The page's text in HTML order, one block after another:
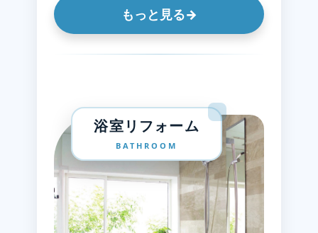
もっと見る→
浴室リフォーム
BATHROOM